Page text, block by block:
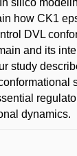
silico
how CK1
DVL
and its
study
dynamics.